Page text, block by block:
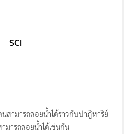
SCI
สามารถลอยน้ำได้ราวกับปาฏิหาริย์
มารถลอยน้ำได้เช่นกัน